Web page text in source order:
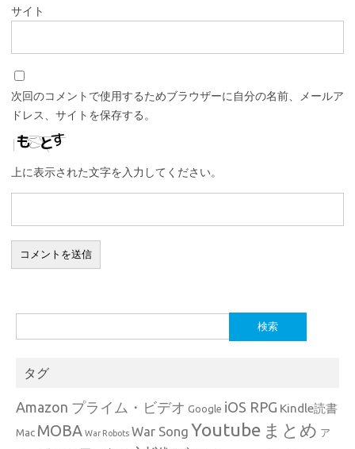
サイト
次回のコメントで使用するためブラウザーに自分の名前、メールア
ドレス、サイトを保存する。
上に表示された文字を入力してください。
索:
タグ
Amazon プライム・ビデオ Google iOS RPG Kindle読書
Mac MOBA War Robots War Song Youtube まとめ ア